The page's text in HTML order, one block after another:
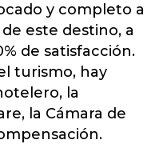
y completo a
este destino, a
de satisfacción.
turismo, hay
la
la Cámara de